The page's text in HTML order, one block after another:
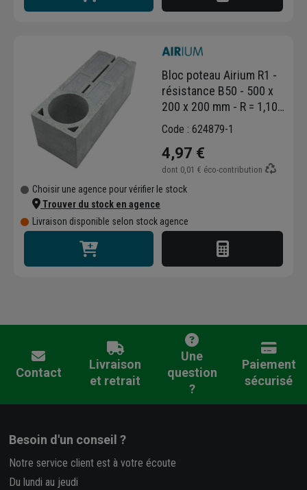
Bloc poteau Airium R1 -
résistance B50 - 500 x
200 x 200 mm - R = 1,10
m².k/w
Code : 624879-1
4,97 €
dont 0,01 € éco-contribution
Choisir une agence pour vérifier le stock
Trouver du stock en agence
Livraison disponible selon stock agence
Contact
Livraison
et retrait
Une
question
?
Paiement
sécurisé
Besoin d'un conseil ?
Notre service client est à votre écoute
Du lundi au jeudi